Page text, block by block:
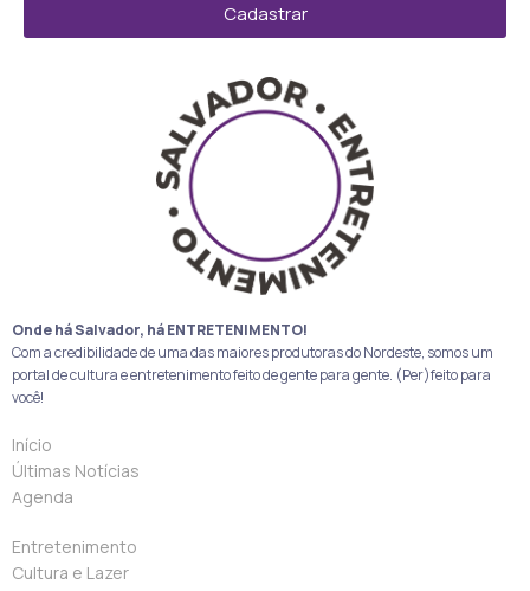
Cadastrar
Onde há Salvador, há ENTRETENIMENTO!
Com a credibilidade de uma das maiores produtoras do Nordeste, somos um
portal de cultura e entretenimento feito de gente para gente. (Per)feito para
você!
Início
Últimas Notícias
Agenda
Entretenimento
Cultura e Lazer